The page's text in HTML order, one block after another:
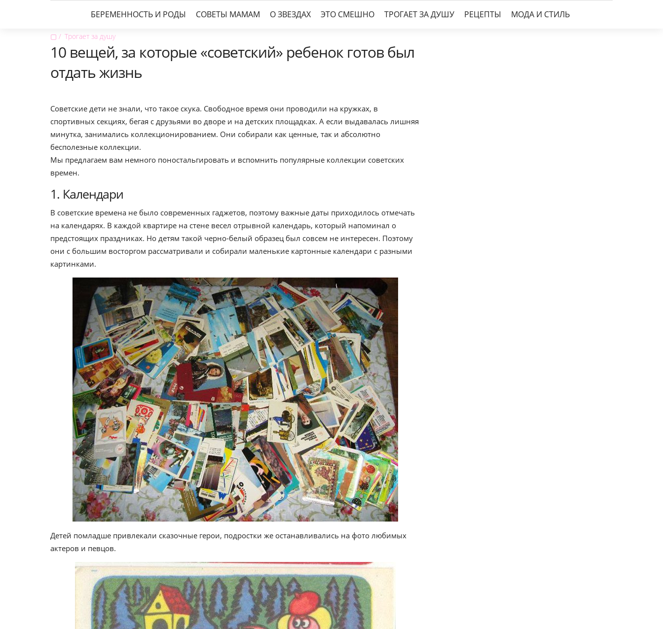
БЕРЕМЕННОСТЬ И РОДЫ СОВЕТЫ МАМАМ О ЗВЕЗДАХ ЭТО СМЕШНО ТРОГАЕТ ЗА ДУШУ РЕЦЕПТЫ МОДА И СТИЛЬ
▢ Трогает за душу
10 вещей, за которые «советский» ребенок готов был
отдать жизнь
Советские дети не знали, что такое скука. Свободное время они проводили на кружках, в
спортивных секциях, бегая с друзьями во дворе и на детских площадках. А если выдавалась лишняя
минутка, занимались коллекционированием. Они собирали как ценные, так и абсолютно
бесполезные коллекции.
Мы предлагаем вам немного поностальгировать и вспомнить популярные коллекции советских
времен.
1. Календари
В советские времена не было современных гаджетов, поэтому важные даты приходилось отмечать
на календарях. В каждой квартире на стене весел отрывной календарь, который напоминал о
предстоящих праздниках. Но детям такой черно-белый образец был совсем не интересен. Поэтому
они с большим восторгом рассматривали и собирали маленькие картонные календари с разными
картинками.
Детей помладше привлекали сказочные герои, подростки же останавливались на фото любимых
актеров и певцов.